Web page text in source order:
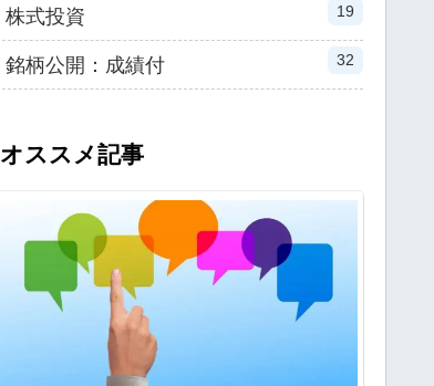
株式投資 19
銘柄公開：成績付 32
オススメ記事